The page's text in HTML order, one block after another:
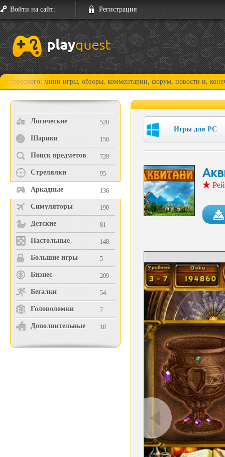
Войти на сайт: Регистрация
мини игры, обзоры, комментарии, форум, новости и, конечно,
Логические 520
Шарики 158
Поиск предметов 728
Стрелялки 95
Аркадные 136
Симуляторы 190
Детские 81
Настольные 148
Большие игры 5
Бизнес 209
Бегалки 54
Головоломки 7
Дополнительные 18
Игры для PC